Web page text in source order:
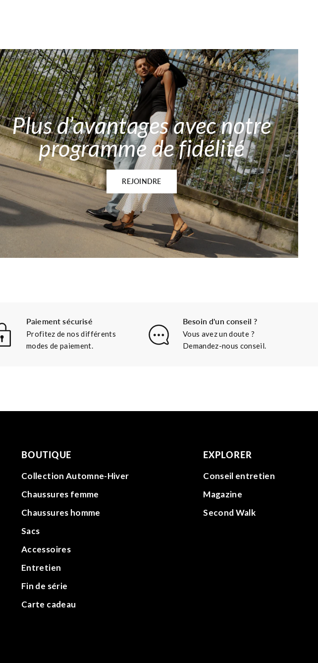
Plus d’avantages avec notre
programme de fidélité
REJOINDRE
Paiement sécurisé
Profitez de nos différents
modes de paiement.
Besoin d'un conseil ?
Vous avez un doute ?
Demandez-nous conseil.
BOUTIQUE
Collection Automne-Hiver
Chaussures femme
Chaussures homme
Sacs
Accessoires
Entretien
Fin de série
Carte cadeau
EXPLORER
Conseil entretien
Magazine
Second Walk